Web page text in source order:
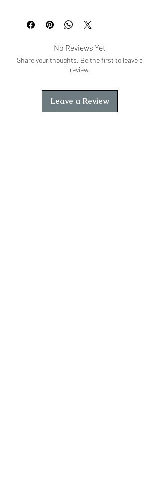
No Reviews Yet
Share your thoughts. Be the first to leave a
review.
Leave a Review